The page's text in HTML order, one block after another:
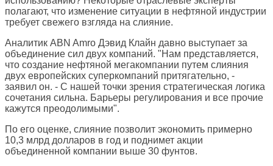
полагают, что изменение ситуации в нефтяной индустрии
требует свежего взгляда на слияние.
Аналитик ABN Amro Дэвид Клайн давно выступает за
объединение сил двух компаний. "Нам представляется,
что создание нефтяной мегакомпании путем слияния
двух европейских суперкомпаний притягательно, -
заявил он. - С нашей точки зрения стратегическая логика
сочетания сильна. Барьеры регулирования и все прочие
кажутся преодолимыми".
По его оценке, слияние позволит экономить примерно
10,3 млрд долларов в год и поднимет акции
объединенной компании выше 30 фунтов.